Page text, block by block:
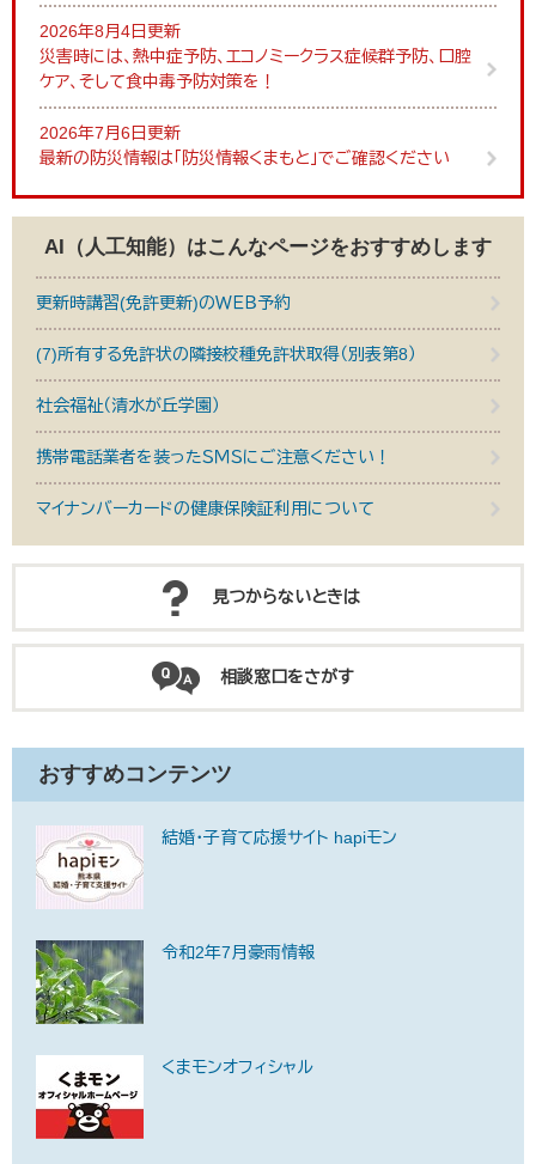
2026年8月4日更新
災害時には、熱中症予防、エコノミークラス症候群予防、口腔
ケア、そして食中毒予防対策を！
2026年7月6日更新
最新の防災情報は「防災情報くまもと」でご確認ください
AI（人工知能）はこんなページをおすすめします
更新時講習(免許更新)のＷＥＢ予約
(7)所有する免許状の隣接校種免許状取得（別表第8）
社会福祉（清水が丘学園）
携帯電話業者を装ったＳＭＳにご注意ください！
マイナンバーカードの健康保険証利用について
見つからないときは
相談窓口をさがす
おすすめコンテンツ
結婚・子育て応援サイト hapiモン
令和2年7月豪雨情報
くまモンオフィシャル